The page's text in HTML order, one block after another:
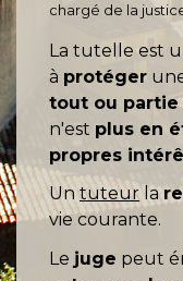
chargé de la
La tutelle est
à protéger
tout ou partie
n'est plus en
propres
Untuteurla
vie courante.
Le juge peut